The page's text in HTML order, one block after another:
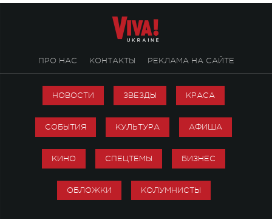
ПРО НАС КОНТАКТЫ РЕКЛАМА НА САЙТЕ
НОВОСТИ ЗВЕЗДЫ КРАСА
СОБЫТИЯ КУЛЬТУРА АФИША
КИНО СПЕЦТЕМЫ БИЗНЕС
ОБЛОЖКИ КОЛУМНИСТЫ